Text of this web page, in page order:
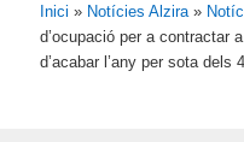
Inici » Notícies Alzira »
d’ocupació per a contractar
d’acabar l’any per sota dels